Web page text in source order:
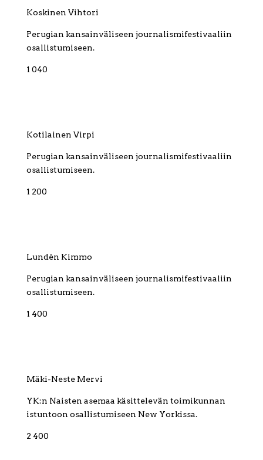
Koskinen Vihtori
Perugian kansainväliseen journalismifestivaaliin
osallistumiseen.
1 040
Kotilainen Virpi
Perugian kansainväliseen journalismifestivaaliin
osallistumiseen.
1 200
Lundén Kimmo
Perugian kansainväliseen journalismifestivaaliin
osallistumiseen.
1 400
Mäki-Neste Mervi
YK:n Naisten asemaa käsittelevän toimikunnan
istuntoon osallistumiseen New Yorkissa.
2 400